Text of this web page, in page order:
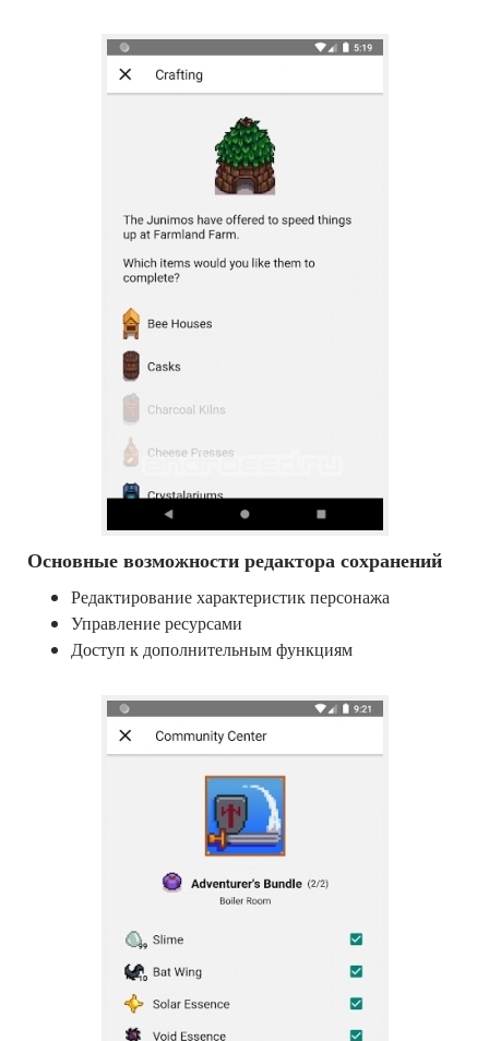
Основные возможности редактора сохранений
Редактирование характеристик персонажа
Управление ресурсами
Доступ к дополнительным функциям